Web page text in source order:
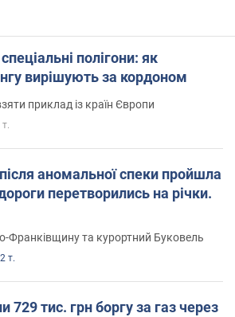
полігони: як
вирішують за кордоном
приклад із країн Європи
аномальної спеки пройшла
перетворились на річки.
Франківщину та курортний Буковель
т.
729 тис. грн боргу за газ через